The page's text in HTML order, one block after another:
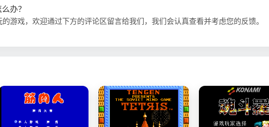
办？
游戏，欢迎通过下方的评论区留言给我们，我们会认真查看并考虑您的反馈。